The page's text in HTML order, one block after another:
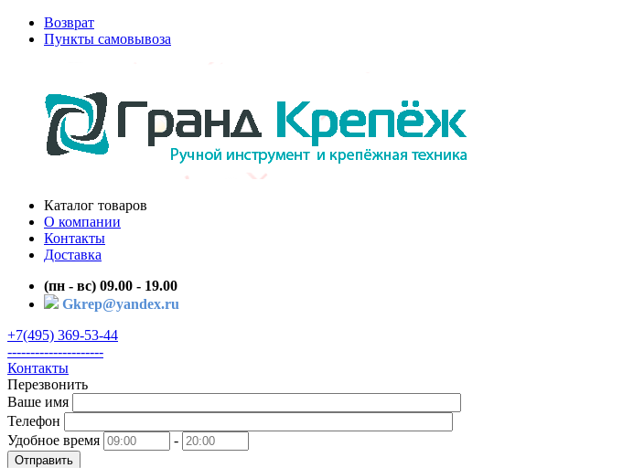
Возврат
Пункты самовывоза
Каталог товаров
О компании
Контакты
Доставка
(пн - вс) 09.00 - 19.00
Gkrep@yandex.ru
+7(495) 369-53-44
---------------------
Контакты
Перезвонить
Ваше имя
Телефон
Удобное время
-
Отправить